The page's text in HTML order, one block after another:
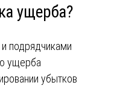
ущерба?
подрядчиками
ущерба
убытков